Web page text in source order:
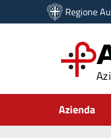
Vai ai contenuti
Vai al menu di
Regione
Submenu
Azienda